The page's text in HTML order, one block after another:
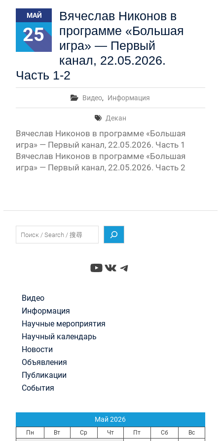
Конкурсные списки лиц, прошедших
вступительные испытания в МГУ имени
М.В.Ломоносова в 2026 году по каждому
конкурсу (ранжированные списки поступающих)
Вячеслав Никонов в программе «Большая игра» —
Первый канал, 24.07.2026. Часть 1-2
Вниманию абитуриентов бакалавриата! Открыта
онлайн-запись на заключение договора на
Вячеслав Никонов в программе «Большая игра»
— Первый канал, 05.08.2026. Часть 1-3
МАЙ
25
Вячеслав Никонов в
программе «Большая
игра» — Первый
канал, 22.05.2026.
Часть 1-2
Видео, Информация
Декан
Вячеслав Никонов в программе «Большая
игра» — Первый канал, 22.05.2026. Часть 1
Вячеслав Никонов в программе «Большая
игра» — Первый канал, 22.05.2026. Часть 2
YouTube
ВКонтакте
Telegram
Видео
Информация
Научные мероприятия
Научный календарь
Новости
Объявления
Публикации
События
Май 2026
Пн Вт Ср Чт Пт Сб
Вс